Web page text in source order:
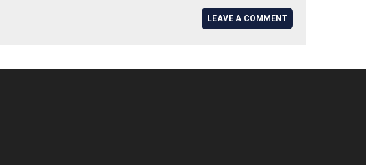
LEAVE A COMMENT